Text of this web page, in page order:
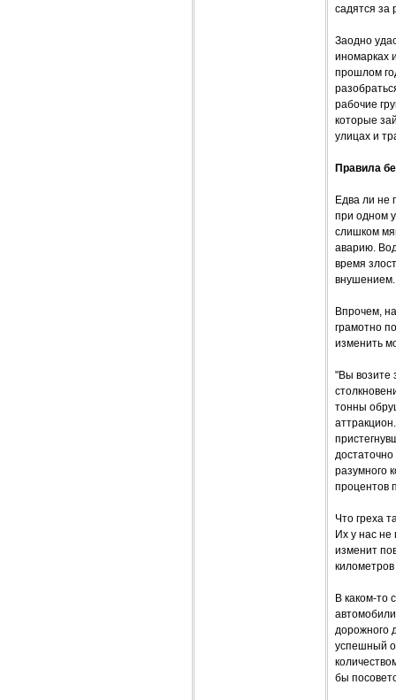
садятся за
Заодно
иномарках
прошлом
рабочие
которые
улицах и
Правила
Едва ли не
при одном
слишком
аварию.
время
внушением.
Впрочем,
грамотно
изменить
"Вы возите
тонны
разумного
процентов
Что греха
Их у нас не
изменит
В каком-то
дорожного
успешный
бы